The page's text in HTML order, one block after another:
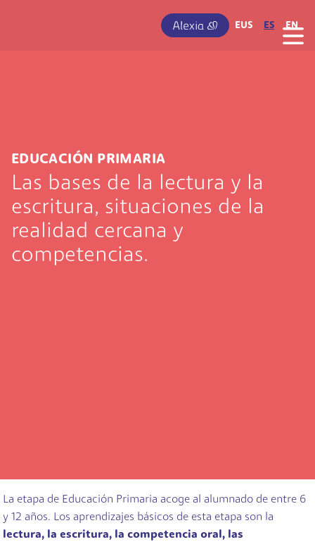
EUS ES EN
IRUDIA
EDUCACIÓN PRIMARIA
Las bases de la lectura y la
escritura, situaciones de la
realidad cercana y
competencias.
La etapa de Educación Primaria acoge al alumnado de entre 6
y 12 años. Los aprendizajes básicos de esta etapa son la
lectura, la escritura, la competencia oral, las